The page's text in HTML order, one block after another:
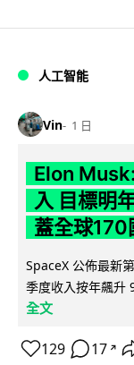
人工智能
Vin 1 日
Elon
入 目標明
蓋全球170
SpaceX 公佈最新
季度收入按年飆升
全文
129 17 ↗